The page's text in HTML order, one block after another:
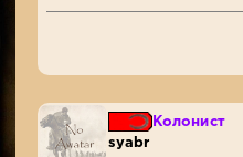
Колонист
syabr